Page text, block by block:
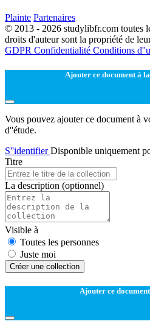
Plainte Partenaires
© 2013 - 2026 studylibfr.com toutes
droits d'auteur sont la propriété de
GDPR Confidentialité Conditions
Ajouter ce document à
Vous pouvez ajouter ce document à
d''étude.
S''identifierDisponible uniquement
Titre
La description (optionnel)
Visible à
Toutes les personnes
Juste moi
Créer une collection
Ajouter ce